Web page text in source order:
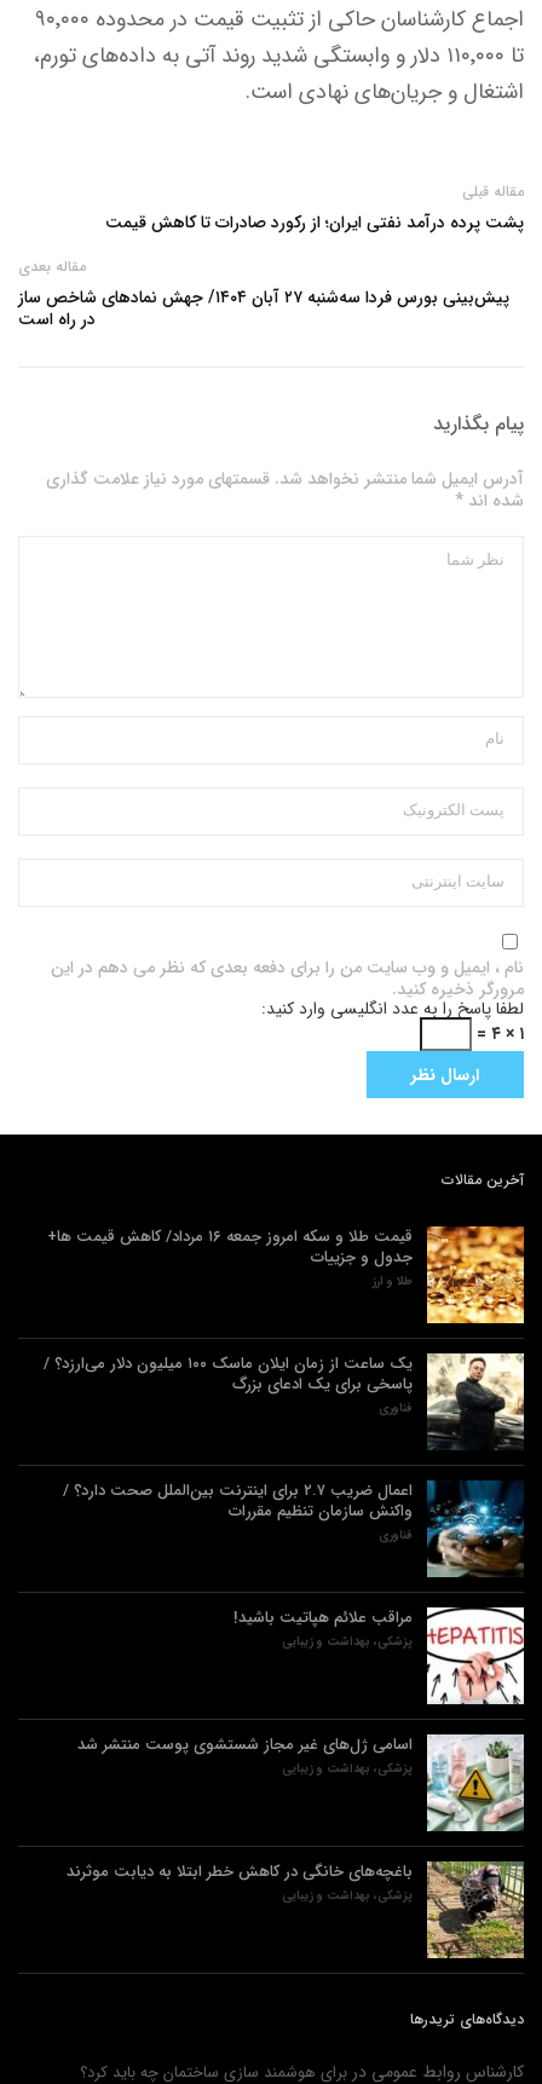
اجماع کارشناسان حاکی از تثبیت قیمت در محدوده ۹۰٬۰۰۰
تا ۱۱۰٬۰۰۰ دلار و وابستگی شدید روند آتی به داده‌های تورم،
اشتغال و جریان‌های نهادی است.
مقاله قبلی
پشت پرده درآمد نفتی ایران؛ از رکورد صادرات تا کاهش قیمت
مقاله بعدی
پیش‌بینی بورس فردا سه‌شنبه ۲۷ آبان ۱۴۰۴/ جهش نمادهای شاخص ساز
در راه است
پیام بگذارید
آدرس ایمیل شما منتشر نخواهد شد. قسمتهای مورد نیاز علامت گذاری
شده اند *
نام ، ایمیل و وب سایت من را برای دفعه بعدی که نظر می دهم در این
مرورگر ذخیره کنید.
لطفا پاسخ را به عدد انگلیسی وارد کنید:
۱ × ۴ =
آخرین مقالات
قیمت طلا و سکه امروز جمعه ۱۶ مرداد/ کاهش قیمت ها+
جدول و جزییات
طلا و ارز
یک ساعت از زمان ایلان ماسک ۱۰۰ میلیون دلار می‌ارزد؟ /
پاسخی برای یک ادعای بزرگ
فناوری
اعمال ضریب ۲.۷ برای اینترنت بین‌الملل صحت دارد؟ /
واکنش سازمان تنظیم مقررات
فناوری
مراقب علائم هپاتیت باشید!
پزشکی، بهداشت و زیبایی
اسامی ژل‌های غیر مجاز شستشوی پوست منتشر شد
پزشکی، بهداشت و زیبایی
باغچه‌های خانگی در کاهش خطر ابتلا به دیابت موثرند
پزشکی، بهداشت و زیبایی
دیدگاه‌های تریدرها
کارشناس روابط عمومی در برای هوشمند سازی ساختمان چه باید کرد؟